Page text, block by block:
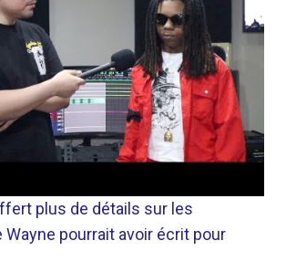
plus de détails sur les
Wayne pourrait avoir écrit pour